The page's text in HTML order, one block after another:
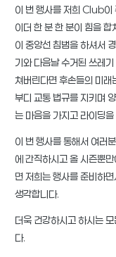
이 번 행사를 저희 Club이
이더 한 분 한 분이 힘을
이 중앙선 침범을 하셔서
기와 다음날 수거된 쓰레
쳐버린다면 후손들의 미
부디 교통 법규를 지키며
는 마음을 가지고 라이딩
이 번 행사를 통해서 여러
에 간직하시고 올 시즌뿐
면 저희는 행사를 준비하
생각합니다.
더욱 건강하시고 하시는
다.